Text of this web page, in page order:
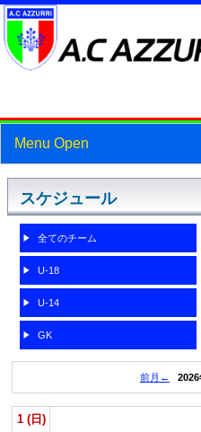
Menu Open
トップ
ニュース
スケジュール
スタッフ・選手紹介
フォトギャラリー
ブログ
プロフィール
スケジュール
全てのチーム
U-18
U-14
GK
前月← 2026
1 (日)